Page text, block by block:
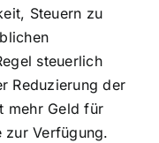
Steuern zu
steuerlich
Reduzierung der
mehr Geld für
Verfügung.